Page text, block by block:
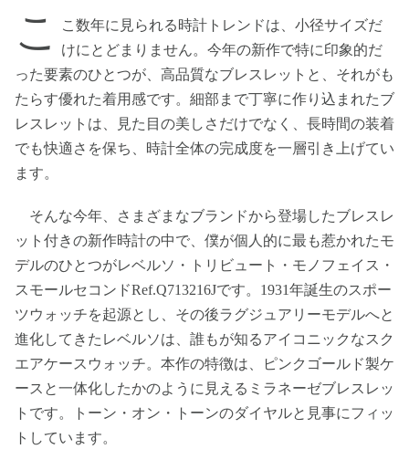
こ
こ数年に見られる時計トレンドは、小径サイズだ
けにとどまりません。今年の新作で特に印象的だ
った要素のひとつが、高品質なブレスレットと、それがも
たらす優れた着用感です。細部まで丁寧に作り込まれたブ
レスレットは、見た目の美しさだけでなく、長時間の装着
でも快適さを保ち、時計全体の完成度を一層引き上げてい
ます。
そんな今年、さまざまなブランドから登場したブレスレ
ット付きの新作時計の中で、僕が個人的に最も惹かれたモ
デルのひとつがレベルソ・トリビュート・モノフェイス・
スモールセコンドRef.Q713216Jです。1931年誕生のスポー
ツウォッチを起源とし、その後ラグジュアリーモデルへと
進化してきたレベルソは、誰もが知るアイコニックなスク
エアケースウォッチ。本作の特徴は、ピンクゴールド製ケ
ースと一体化したかのように見えるミラネーゼブレスレッ
トです。トーン・オン・トーンのダイヤルと見事にフィッ
トしています。